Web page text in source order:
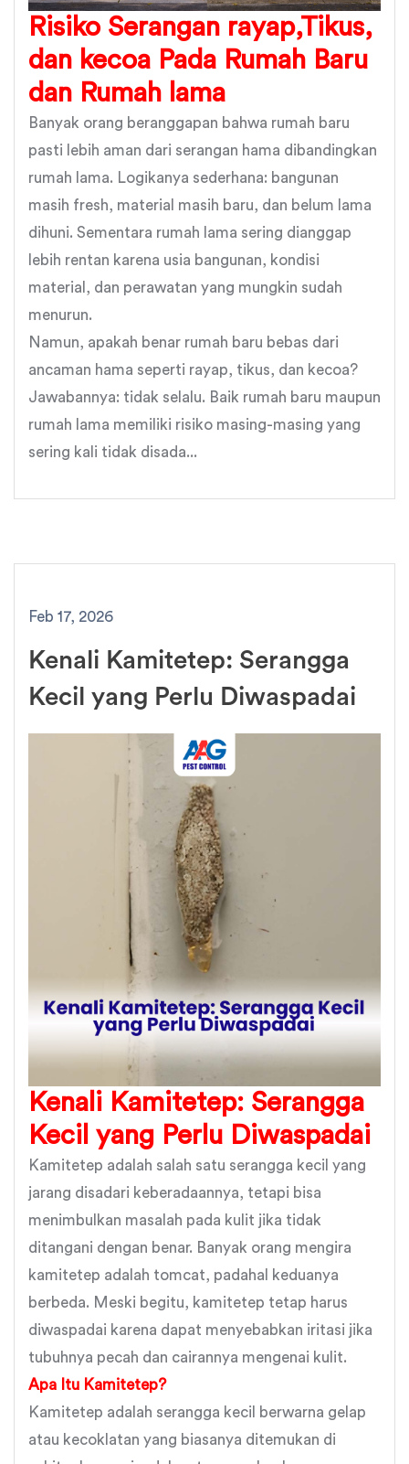
Risiko Serangan rayap,Tikus,
dan kecoa Pada Rumah Baru
dan Rumah lama
Banyak orang beranggapan bahwa rumah baru
pasti lebih aman dari serangan hama dibandingkan
rumah lama. Logikanya sederhana: bangunan
masih fresh, material masih baru, dan belum lama
dihuni. Sementara rumah lama sering dianggap
lebih rentan karena usia bangunan, kondisi
material, dan perawatan yang mungkin sudah
menurun.
Namun, apakah benar rumah baru bebas dari
ancaman hama seperti rayap, tikus, dan kecoa?
Jawabannya: tidak selalu. Baik rumah baru maupun
rumah lama memiliki risiko masing-masing yang
sering kali tidak disada...
Feb 17, 2026
Kenali Kamitetep: Serangga
Kecil yang Perlu Diwaspadai
Kenali Kamitetep: Serangga
Kecil yang Perlu Diwaspadai
Kamitetep adalah salah satu serangga kecil yang
jarang disadari keberadaannya, tetapi bisa
menimbulkan masalah pada kulit jika tidak
ditangani dengan benar. Banyak orang mengira
kamitetep adalah tomcat, padahal keduanya
berbeda. Meski begitu, kamitetep tetap harus
diwaspadai karena dapat menyebabkan iritasi jika
tubuhnya pecah dan cairannya mengenai kulit.
Apa Itu Kamitetep?
Kamitetep adalah serangga kecil berwarna gelap
atau kecoklatan yang biasanya ditemukan di